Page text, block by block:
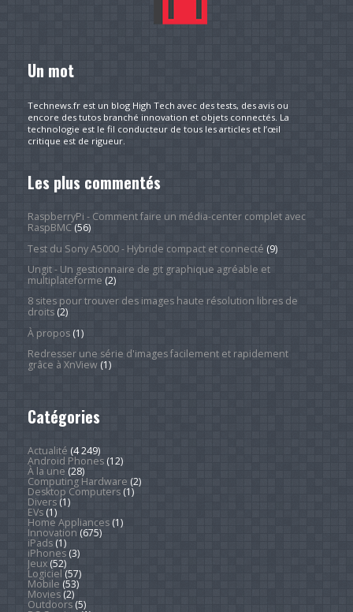
Un mot
Technews.fr est un blog High Tech avec des tests, des avis ou
encore des tutos branché innovation et objets connectés. La
technologie est le fil conducteur de tous les articles et l’œil
critique est de rigueur.
Les plus commentés
RaspberryPi - Comment faire un média-center complet avec
RaspBMC(56)
Test du Sony A5000 - Hybride compact et connecté (9)
Ungit - Un gestionnaire de git graphique agréable et
multiplateforme (2)
8 sites pour trouver des images haute résolution libres de
droits(2)
À propos(1)
Redresser une série d'images facilement et rapidement
grâce à XnView(1)
Catégories
Actualité (4 249)
Android Phones(12)
À la une (28)
Computing Hardware (2)
Desktop Computers(1)
Divers(1)
EVs(1)
Home Appliances(1)
Innovation (675)
iPads(1)
iPhones(3)
Jeux(52)
Logiciel (57)
Mobile (53)
Movies(2)
Outdoors(5)